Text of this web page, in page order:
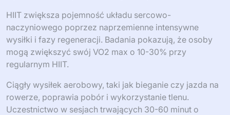
HIIT zwiększa pojemność układu sercowo-
naczyniowego poprzez naprzemienne intensywne
wysiłki i fazy regeneracji. Badania pokazują, że osoby
mogą zwiększyć swój VO2 max o 10-30% przy
regularnym HIIT.
Ciągły wysiłek aerobowy, taki jak bieganie czy jazda na
rowerze, poprawia pobór i wykorzystanie tlenu.
Uczestnictwo w sesjach trwających 30-60 minut o